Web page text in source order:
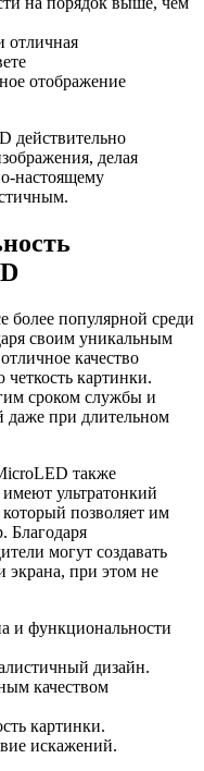
отличная
отображение
действительно
делая
настоящему
более популярной среди
своим уникальным
качество
картинки.
сроком службы и
даже при длительном
также
ультратонкий
позволяет им
Благодаря
могут создавать
экрана, при этом не
и функциональности
дизайн.
качеством
картинки.
искажений.